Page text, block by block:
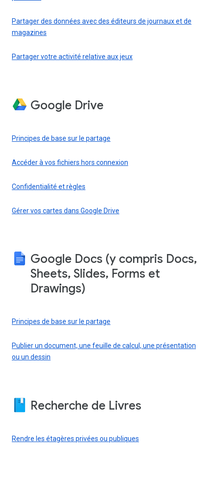
Partager des données avec des éditeurs de journaux et de
magazines
Partager votre activité relative aux jeux
Google Drive
Principes de base sur le partage
Accéder à vos fichiers hors connexion
Confidentialité et règles
Gérer vos cartes dans Google Drive
Google Docs (y compris Docs,
Sheets, Slides, Forms et
Drawings)
Principes de base sur le partage
Publier un document, une feuille de calcul, une présentation
ou un dessin
Recherche de Livres
Rendre les étagères privées ou publiques